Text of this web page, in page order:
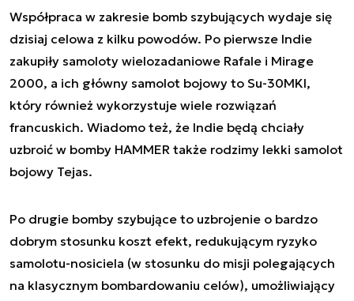
Współpraca w zakresie bomb szybujących wydaje się
dzisiaj celowa z kilku powodów. Po pierwsze Indie
zakupiły samoloty wielozadaniowe Rafale i Mirage
2000, a ich główny samolot bojowy to Su-30MKI,
który również wykorzystuje wiele rozwiązań
francuskich. Wiadomo też, że Indie będą chciały
uzbroić w bomby HAMMER także rodzimy lekki samolot
bojowy Tejas.
Po drugie bomby szybujące to uzbrojenie o bardzo
dobrym stosunku koszt efekt, redukującym ryzyko
samolotu-nosiciela (w stosunku do misji polegających
na klasycznym bombardowaniu celów), umożliwiający